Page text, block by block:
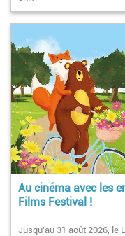
Au cinéma avec les
Films Festival !
Jusqu'au 31 août 2026, le